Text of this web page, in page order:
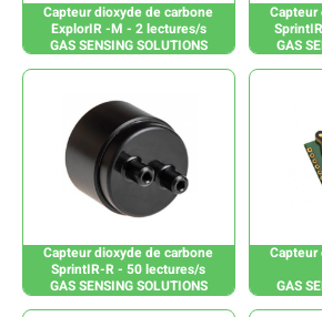
Capteur dioxyde de carbone
ExplorIR -M - 2 lectures/s
GAS SENSING SOLUTIONS
GAS
Capteur dioxyde de carbone
SprintIR-R - 50 lectures/s
GAS SENSING SOLUTIONS
GAS